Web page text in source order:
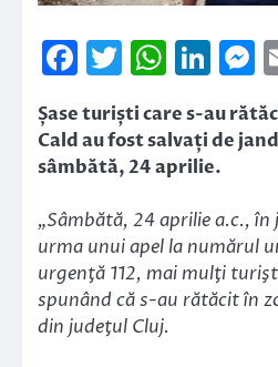
Facebook
Twitter
Șase turiști care s-au
Cald au fost salvați de
sâmbătă, 24 aprilie.
„Sâmbătă, 24 aprilie a.c.,
urma unui apel la numărul
urgenţă 112, mai mulţi
spunând că s-au rătăcit în
din judeţul Cluj.